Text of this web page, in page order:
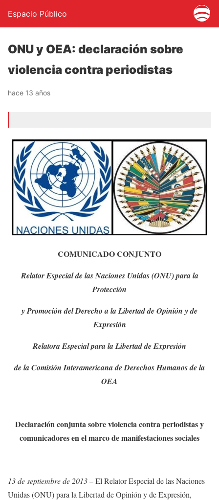
Espacio Público
ONU y OEA: declaración sobre
violencia contra periodistas
hace 13 años
COMUNICADO CONJUNTO
Relator Especial de las Naciones Unidas (ONU) para la
Protección
y Promoción del Derecho a la Libertad de Opinión y de
Expresión
Relatora Especial para la Libertad de Expresión
de la Comisión Interamericana de Derechos Humanos de la
OEA
Declaración conjunta sobre violencia contra periodistas y
comunicadores en el marco de manifestaciones sociales
13 de septiembre de 2013– El Relator Especial de las Naciones
Unidas (ONU) para la Libertad de Opinión y de Expresión,